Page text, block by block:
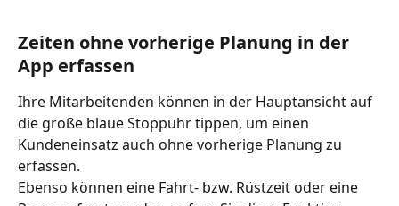
Zeiten ohne vorherige Planung in der
App erfassen
Ihre Mitarbeitenden können in der Hauptansicht auf
die große blaue Stoppuhr tippen, um einen
Kundeneinsatz auch ohne vorherige Planung zu
erfassen.
Ebenso können eine Fahrt- bzw. Rüstzeit oder eine